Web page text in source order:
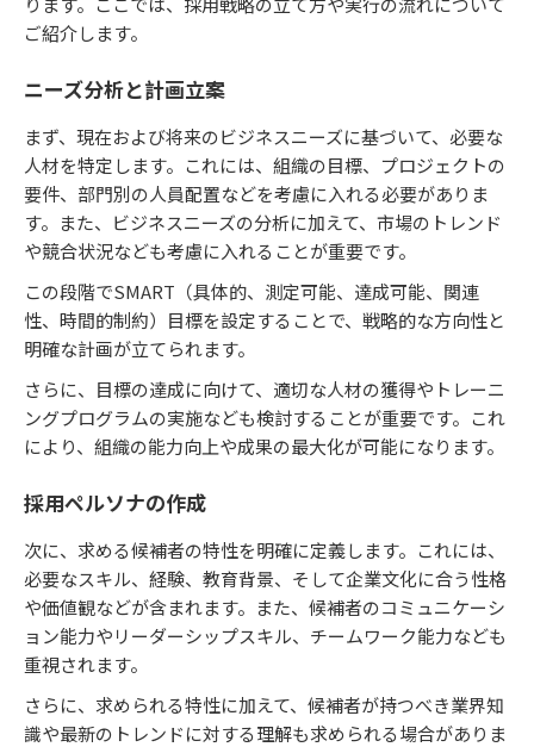
ご紹介します。
ニーズ分析と計画立案
まず、現在および将来のビジネスニーズに基づいて、必要な
人材を特定します。これには、組織の目標、プロジェクトの
要件、部門別の人員配置などを考慮に入れる必要がありま
す。また、ビジネスニーズの分析に加えて、市場のトレンド
や競合状況なども考慮に入れることが重要です。
この段階でSMART（具体的、測定可能、達成可能、関連
性、時間的制約）目標を設定することで、戦略的な方向性と
明確な計画が立てられます。
さらに、目標の達成に向けて、適切な人材の獲得やトレーニ
ングプログラムの実施なども検討することが重要です。これ
により、組織の能力向上や成果の最大化が可能になります。
採用ペルソナの作成
次に、求める候補者の特性を明確に定義します。これには、
必要なスキル、経験、教育背景、そして企業文化に合う性格
や価値観などが含まれます。また、候補者のコミュニケーシ
ョン能力やリーダーシップスキル、チームワーク能力なども
重視されます。
さらに、求められる特性に加えて、候補者が持つべき業界知
識や最新のトレンドに対する理解も求められる場合がありま